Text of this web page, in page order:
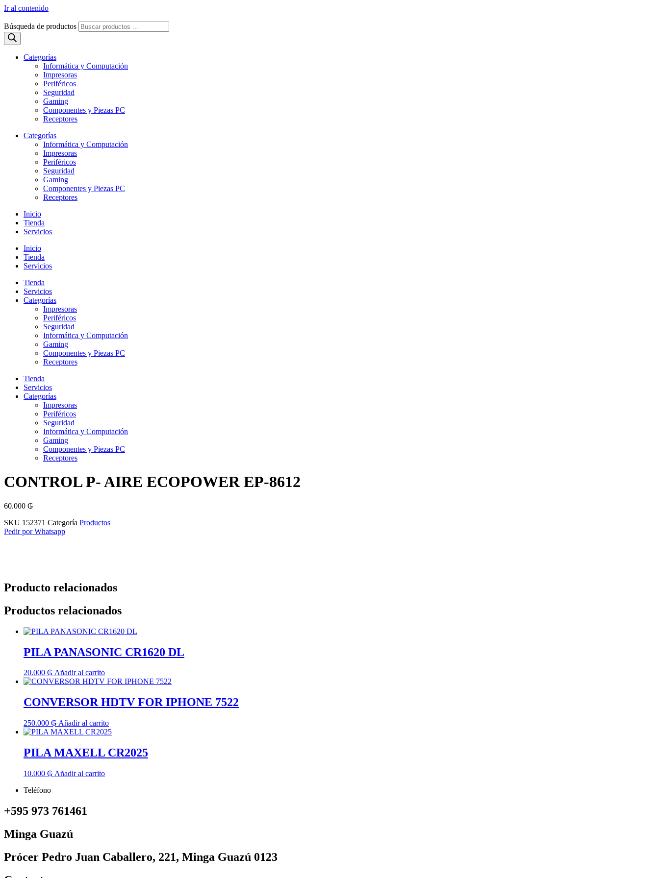
Ir al contenido
Búsqueda de productos
Categorías
Informática y Computación
Impresoras
Periféricos
Seguridad
Gaming
Componentes y Piezas PC
Receptores
Categorías
Informática y Computación
Impresoras
Periféricos
Seguridad
Gaming
Componentes y Piezas PC
Receptores
Inicio
Tienda
Servicios
Inicio
Tienda
Servicios
Tienda
Servicios
Categorías
Impresoras
Periféricos
Seguridad
Informática y Computación
Gaming
Componentes y Piezas PC
Receptores
Tienda
Servicios
Categorías
Impresoras
Periféricos
Seguridad
Informática y Computación
Gaming
Componentes y Piezas PC
Receptores
CONTROL P- AIRE ECOPOWER EP-8612
60.000 ₲
SKU 152371 Categoría Productos
Pedir por Whatsapp
Producto relacionados
Productos relacionados
PILA PANASONIC CR1620 DL
20.000 ₲ Añadir al carrito
CONVERSOR HDTV FOR IPHONE 7522
250.000 ₲ Añadir al carrito
PILA MAXELL CR2025
10.000 ₲ Añadir al carrito
Teléfono
+595 973 761461
Minga Guazú
Prócer Pedro Juan Caballero, 221, Minga Guazú 0123